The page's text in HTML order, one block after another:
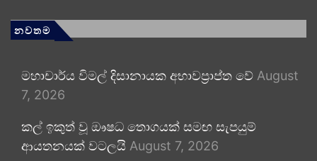
නවතම
මහාචාර්ය විමල් දිසානායක අභාවප්‍රාප්ත වේ August
7, 2026
කල් ඉකුත් වූ ඖෂධ තොගයක් සමඟ සැපයුම්
ආයතනයක් වටලයි August 7, 2026